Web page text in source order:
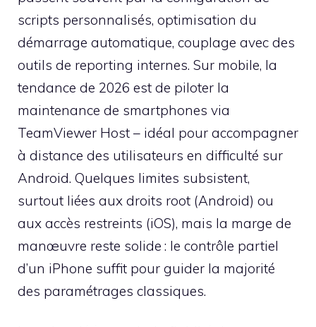
scripts personnalisés, optimisation du
démarrage automatique, couplage avec des
outils de reporting internes. Sur mobile, la
tendance de 2026 est de piloter la
maintenance de smartphones via
TeamViewer Host – idéal pour accompagner
à distance des utilisateurs en difficulté sur
Android. Quelques limites subsistent,
surtout liées aux droits root (Android) ou
aux accès restreints (iOS), mais la marge de
manœuvre reste solide : le contrôle partiel
d’un iPhone suffit pour guider la majorité
des paramétrages classiques.